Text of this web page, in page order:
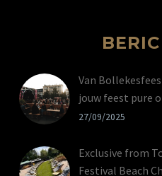
Van
jouw feest pure
27/09/2025
Exclusive from
Festival Beach